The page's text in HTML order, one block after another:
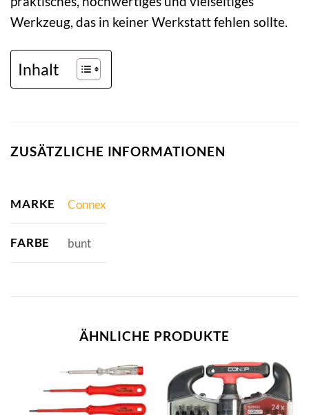
Werkzeug, das in keiner Werkstatt fehlen sollte.
Inhalt
ZUSÄTZLICHE INFORMATIONEN
MARKE Connex
FARBE bunt
ÄHNLICHE PRODUKTE